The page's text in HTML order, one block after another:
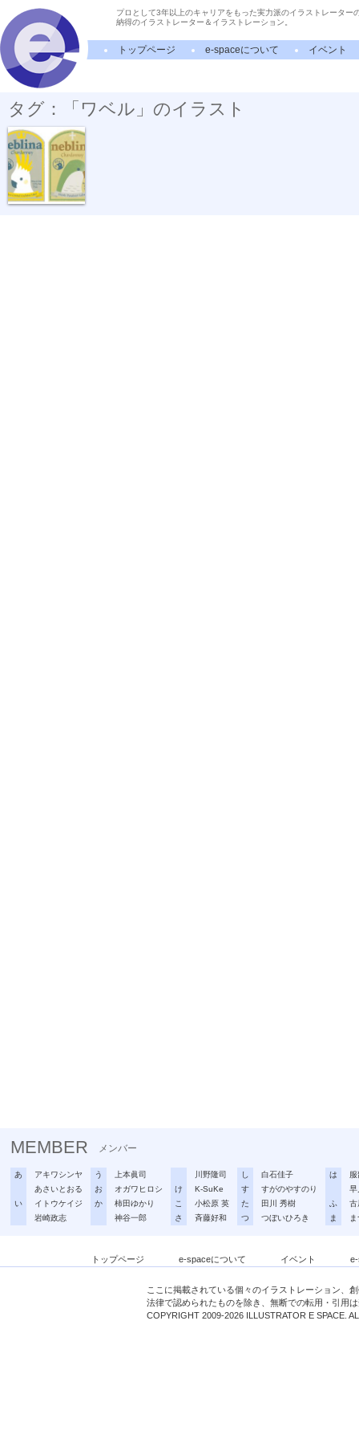
プロとして3年以上のキャリアをもった実力派のイラストレーター
納得のイラストレーター＆イラストレーション。
トップページ e-spaceについて イベント
タグ：「ワベル」のイラスト
ワインラベル...
MEMBER メンバー
あ
アキワシンヤ
あさいとおる
い
イトウケイジ
岩崎政志
う
上本眞司
お
オガワヒロシ
か
柿田ゆかり
神谷一郎
川野隆司
け
K-SuKe
こ
小松原 英
さ
斉藤好和
し
白石佳子
す
すがのやすのり
た
田川 秀樹
つ
つぼいひろき
は
早
ふ
古
ま
トップページ e-spaceについて イベント
ここに掲載されている個々のイラストレーション、
法律で認められたものを除き、無断での転用・引用
COPYRIGHT 2009-2026 ILLUSTRATOR E SPACE.